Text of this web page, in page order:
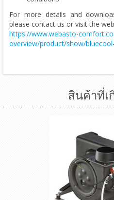
For more details and
please contact us or visit the
https://www.webasto-
overview/product/show/
สินค้าที่เ